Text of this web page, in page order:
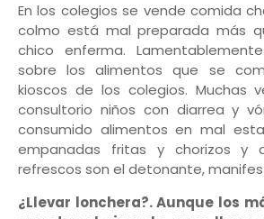
En los colegios se vende comida
colmo está mal preparada más
chico enferma.
sobre los alimentos que se
kioscos de los colegios. Muchas
consultorio niños con diarrea y
consumido alimentos en mal
empanadas fritas y chorizos y
refrescos son el detonante,
¿Llevar lonchera?.Aunque los